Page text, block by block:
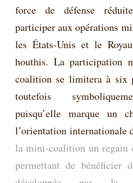
force de défense
participer aux opérations
les États-Unis et le
houthis. La participation
coalition se limitera à six
toutefois
puisqu’elle marque un
l’orientation internationale
la mini-coalition un
permettant de bénéficier